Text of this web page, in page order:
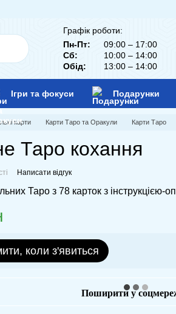
Графік роботи:
Пн-Пт:
09:00 – 17:00
Сб:
10:00 – 14:00
Обід:
13:00 – 14:00
Ігри та фокуси Подарунки
карти Карти Таро та Оракули Карти Таро
Таро кохання
Написати відгук
Таро з 78 карток з інструкцією-
коли з'явиться
Поширити у